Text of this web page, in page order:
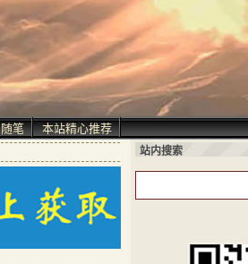
笔 本站精心推荐
站内搜索